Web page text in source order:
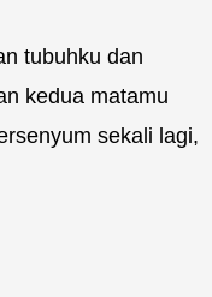
tubuhku dan
kedua matamu
sekali lagi,